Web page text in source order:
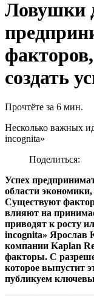
Ловушки
создать
Прочтёте за 6 мин.
Несколько важных
incognita»
Поделиться:
Успех
области
Существуют
влияют на
приводят к росту
incognita» Ярослав
компании Kaplan
факторы. С
которое выпустит
публикуем